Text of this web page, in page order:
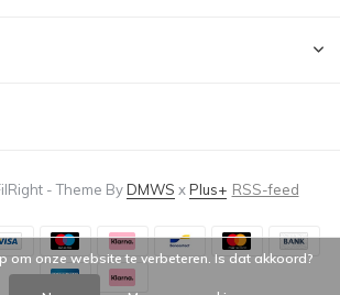
- Theme ByDMWS xPlus+ RSS-feed
om onze website te verbeteren. Is dat akkoord?